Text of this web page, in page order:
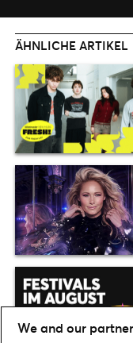
ÄHNLICHE ARTIKEL
We and our